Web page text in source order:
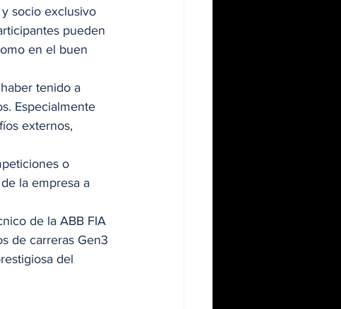
socio exclusivo
pueden
en el buen
tenido a
Especialmente
externos,
la empresa a
de carreras Gen3
del